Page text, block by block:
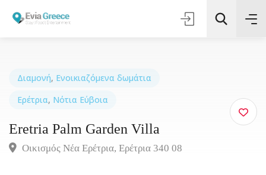
Διαμονή, Ενοικιαζόμενα δωμάτια
Ερέτρια, Νότια Εύβοια
Eretria Palm Garden Villa
Οικισμός Νέα Ερέτρια, Ερέτρια 340 08